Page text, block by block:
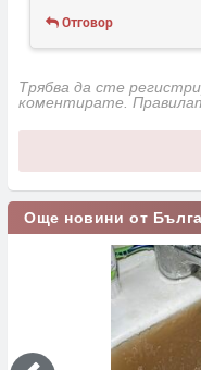
Отговор
Трябва да сте
коментирате.
Още новини от